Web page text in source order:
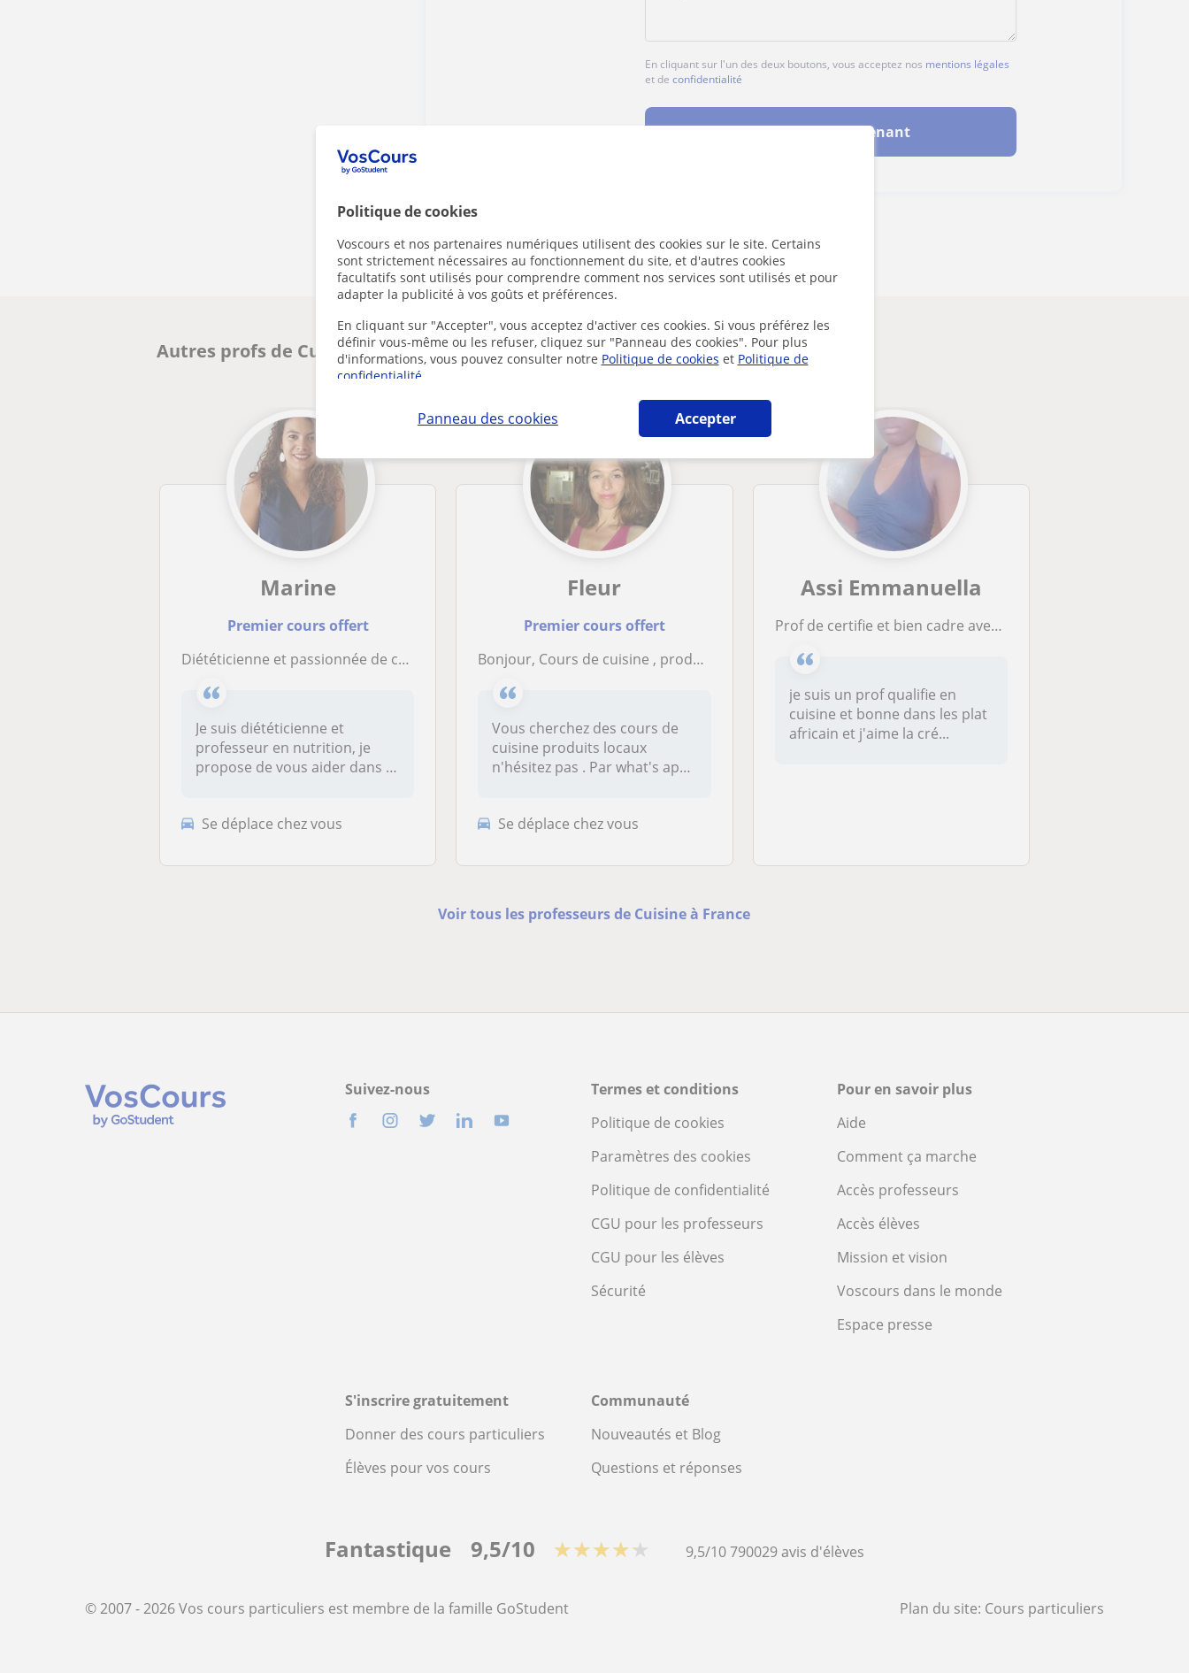
Politique de cookies
Voscours et nos partenaires numériques utilisent des cookies sur le site. Certains
sont strictement nécessaires au fonctionnement du site, et d'autres cookies
facultatifs sont utilisés pour comprendre comment nos services sont utilisés et pour
adapter la publicité à vos goûts et préférences.
En cliquant sur "Accepter", vous acceptez d'activer ces cookies. Si vous préférez les
définir vous-même ou les refuser, cliquez sur "Panneau des cookies". Pour plus
d'informations, vous pouvez consulter notre Politique de cookies et Politique de
confidentialité.
Panneau des cookies Accepter
En cliquant sur l'un des deux boutons, vous acceptez nos mentions légales
et deconfidentialité
Contacter maintenant
Des problèmes avec ce profil ?
Autres profs de Cuisine à France susceptibles de vous intéresser
Marine
Premier cours offert
Diététicienne et passionnée de cuisine je vous propose mon aide dans cette matière !
Je suis diététicienne et
professeur en nutrition, je
propose de vous aider dans la
Se déplace chez vous
Fleur
Premier cours offert
Bonjour, Cours de cuisine , produits locaux, merci
Vous cherchez des cours de
cuisine produits locaux
n'hésitez pas . Par what's app
Se déplace chez vous
Assi Emmanuella
prof de certifie et bien cadre avec 5ans
je suis un prof qualifie en
cuisine et bonne dans les plat
africain et j'aime la cré...
Voir tous les professeurs de Cuisine à France
Suivez-nous
Termes et conditions
Politique de cookies
Paramètres des cookies
Politique de confidentialité
CGU pour les professeurs
CGU pour les élèves
Sécurité
Pour en savoir plus
Aide
Comment ça marche
Accès professeurs
Accès élèves
Mission et vision
Voscours dans le monde
Espace presse
S'inscrire gratuitement
Donner des cours particuliers
Élèves pour vos cours
Communauté
Nouveautés et Blog
Questions et réponses
Fantastique 9,5/10 ★★★★★ 9,5/10790029avis d'élèves
© 2007 - 2026 Vos cours particuliers est membre de la famille GoStudent Plan du site: Cours particuliers